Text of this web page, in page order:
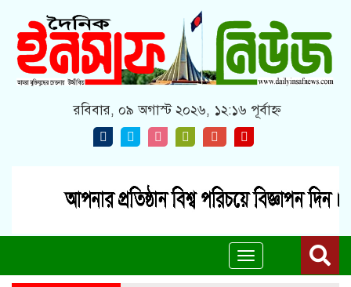
রবিবার, ০৯ অগাস্ট ২০২৬, ১২:১৬ পূর্বাহ্ন
Toggle
navigation